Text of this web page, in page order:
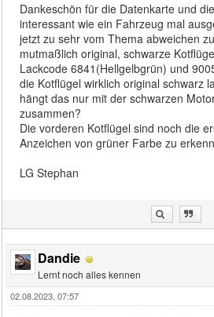
Dankeschön für die Datenkarte und
interessant wie ein Fahrzeug mal
jetzt zu sehr vom Thema abweichen
mutmaßlich original, schwarze
Lackcode 6841(Hellgelbgrün) und
die Kotflügel wirklich original schwarz
hängt das nur mit der schwarzen
zusammen?
Die vorderen Kotflügel sind noch die
Anzeichen von grüner Farbe zu
LG Stephan
Dandie
Lernt noch alles kennen
02.08.2023, 07:57